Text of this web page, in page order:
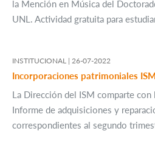
la Mención en Música del
UNL. Actividad gratuita para
INSTITUCIONAL | 26-07-2022
Incorporaciones patrimoniales ISM
La Dirección del ISM comparte con
Informe de adquisiciones y
correspondientes al segundo